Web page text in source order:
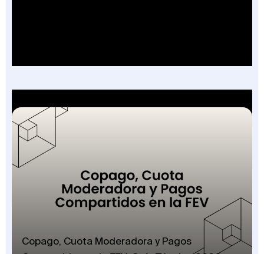
Copago, Cuota Moderadora y Pagos